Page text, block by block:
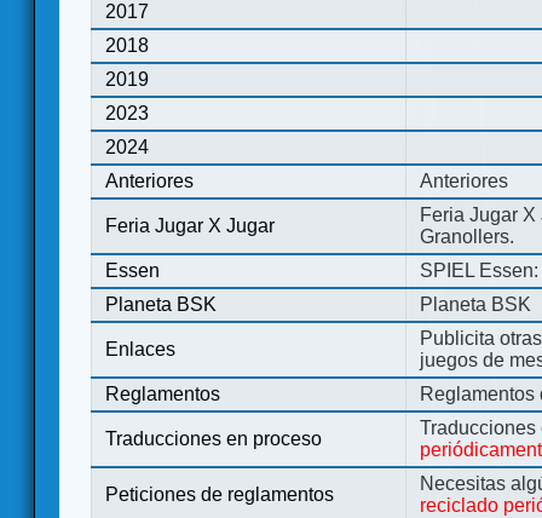
2017
2018
2019
2023
2024
Anteriores
Anteriores
Feria Jugar X Jugar
Feria Jugar
Granollers.
Essen
SPIEL
Planeta BSK
Planeta BSK
Enlaces
Publicita
juegos de
Reglamentos
Reglamentos
Traducciones en proceso
Peticiones de reglamentos
Necesitas
reciclado